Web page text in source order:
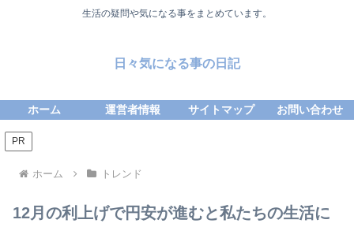
生活の疑問や気になる事をまとめています。
日々気になる事の日記
ホーム 運営者情報 サイトマップ お問い合わせ
PR
ホーム トレンド
12月の利上げで円安が進むと私たちの生活に